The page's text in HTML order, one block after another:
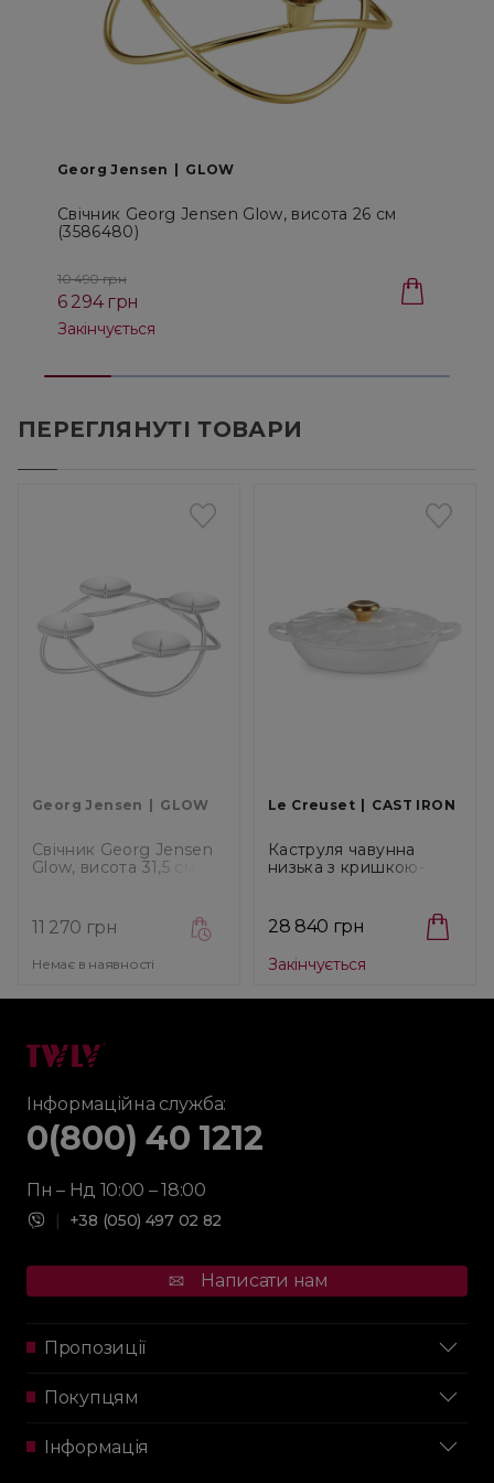
Georg Jensen GLOW
Свічник Georg Jensen Glow, висота 26 см
(3586480)
10 490 грн
6 294 грн
Закінчується
ПЕРЕГЛЯНУТІ ТОВАРИ
Georg Jensen GLOW
Свічник Georg Jensen
Glow, висота 31,5 см
11 270 грн
Немає в наявності
Le Creuset CAST IRON
Каструля чавунна
низька з кришкою-
White, об'єм 2,2 л,
діаметр 26 см
(21964260101441)
28 840 грн
Закінчується
Інформаційна служба:
0(800) 40 1212
Пн – Нд 10:00 – 18:00
| +38 (050) 497 02 82
Написати нам
Пропозиції
Покупцям
Інформація